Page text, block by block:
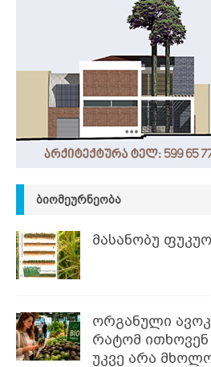
ᲑᲘᲝᲛᲔᲣᲠᲜᲔᲝᲑᲐ
მასანობუ
ორგანული
რატომ
უკვე არა